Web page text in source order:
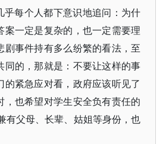
乎每个人都下意识地追问：为什
案一定是复杂的，也一定需要理
剧事件持有多么纷繁的看法，至
同的，那就是：不要让这样的事
的紧急应对看，政府应该听见了
，也希望对学生安全负有责任的
父母、长辈、姑姐等身份，也